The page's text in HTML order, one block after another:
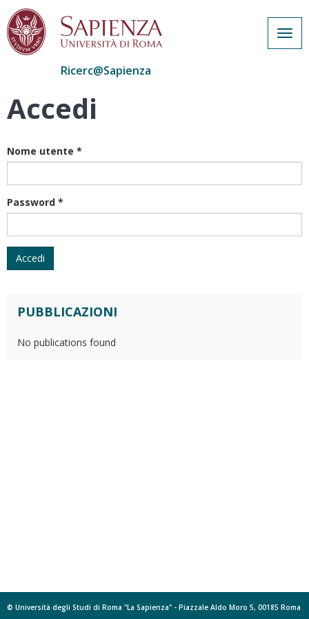
Salta
Ricerc@Sapienza
Accedi
Nome utente *
Password *
Accedi
PUBBLICAZIONI
No publications found
© Università degli Studi di Roma "La Sapienza" - Piazzale Aldo Moro 5, 00185 Roma